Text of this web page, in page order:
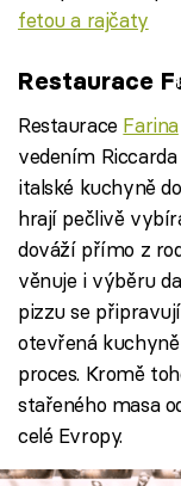
fetou a rajčaty
Restaurace
Restaurace Farina
vedením
italské kuchyně
hrají pečlivě
dováží přímo z
věnuje i výběru
pizzu se
otevřená
proces. Kromě
stařeného masa
celé Evropy.